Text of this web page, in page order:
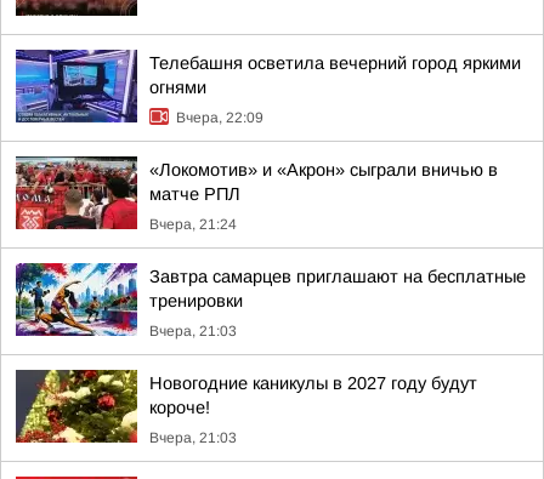
Телебашня осветила вечерний город яркими
огнями
Вчера, 22:09
«Локомотив» и «Акрон» сыграли вничью в
матче РПЛ
Вчера, 21:24
Завтра самарцев приглашают на бесплатные
тренировки
Вчера, 21:03
Новогодние каникулы в 2027 году будут
короче!
Вчера, 21:03